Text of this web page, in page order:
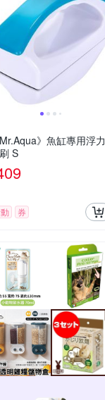
Mr.Aqua》魚缸專用浮力
S
券